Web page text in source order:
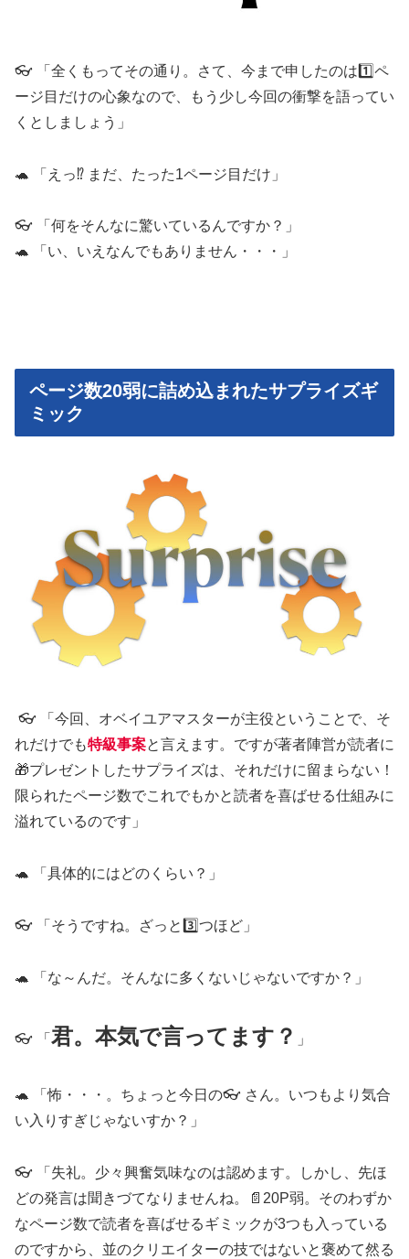
👓 「全くもってその通り。さて、今まで申したのは1️⃣ペ
ージ目だけの心象なので、もう少し今回の衝撃を語ってい
くとしましょう」
🐢 「えっ⁉ まだ、たった1ページ目だけ」
👓 「何をそんなに驚いているんですか？」
🐢 「い、いえなんでもありません・・・」
ページ数20弱に詰め込まれたサプライズギ
ミック
👓 「今回、オベイユアマスターが主役ということで、そ
れだけでも特級事案と言えます。ですが著者陣営が読者に
🎁プレゼントしたサプライズは、それだけに留まらない！
限られたページ数でこれでもかと読者を喜ばせる仕組みに
溢れているのです」
🐢 「具体的にはどのくらい？」
👓 「そうですね。ざっと3️⃣つほど」
🐢 「な～んだ。そんなに多くないじゃないですか？」
👓 「 君。本気で言ってます？ 」
🐢 「怖・・・。ちょっと今日の👓 さん。いつもより気合
い入りすぎじゃないすか？」
👓 「失礼。少々興奮気味なのは認めます。しかし、先ほ
どの発言は聞きづてなりませんね。📄20P弱。そのわずか
なページ数で読者を喜ばせるギミックが3つも入っている
のですから、並のクリエイターの技ではないと褒めて然る